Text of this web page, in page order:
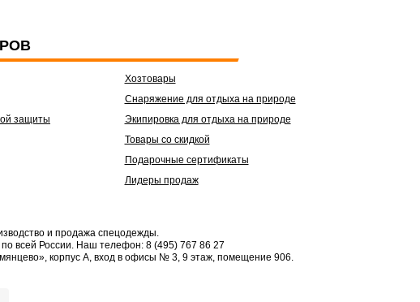
защиты
Хозтовары
Снаряжение для отдыха на природе
Экипировка для отдыха на природе
Товары со скидкой
Подарочные сертификаты
Лидеры продаж
и продажа спецодежды.
всей России. Наш телефон: 8 (495) 767 86 27
корпус А, вход в офисы № 3, 9 этаж, помещение 906.